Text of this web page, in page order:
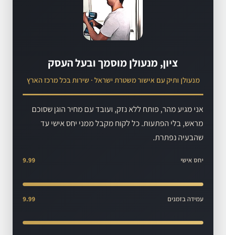
ציון, מנעולן מוסמך ובעל העסק
מנעולן ותיק עם אישור משטרת ישראל · שירות בכל מרכז הארץ
אני מגיע מהר, פותח ללא נזק, ועובד עם מחיר הוגן שסוכם
מראש, בלי הפתעות. כל לקוח מקבל ממני יחס אישי עד
שהבעיה נפתרת.
יחס אישי 9.99
עמידה בזמנים 9.99